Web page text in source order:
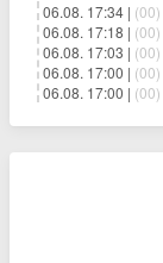
06.08. 17:34 | (00)
06.08. 17:18 | (00)
06.08. 17:03 | (00)
06.08. 17:00 | (00)
06.08. 17:00 | (00)